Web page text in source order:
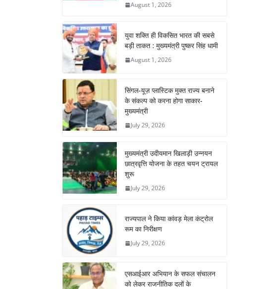
August 1, 2026
युवा शक्ति ही विकसित भारत की सबसे
बड़ी ताकत : मुख्यमंत्री पुष्कर सिंह धामी
August 1, 2026
सिंगल-यूज़ प्लास्टिक मुक्त राज्य बनाने
के संकल्प को करना होगा साकार-
मुख्यमंत्री
July 29, 2026
मुख्यमंत्री उदीयमान खिलाड़ी उन्नयन
छात्रवृत्ति योजना के तहत चयन ट्रायल
शुरू
July 29, 2026
राज्यपाल ने किया कांवड़ मेला कंट्रोल
रूम का निरीक्षण
July 29, 2026
एसआईआर अभियान के सफल संचालन
को लेकर राजनीतिक दलों के